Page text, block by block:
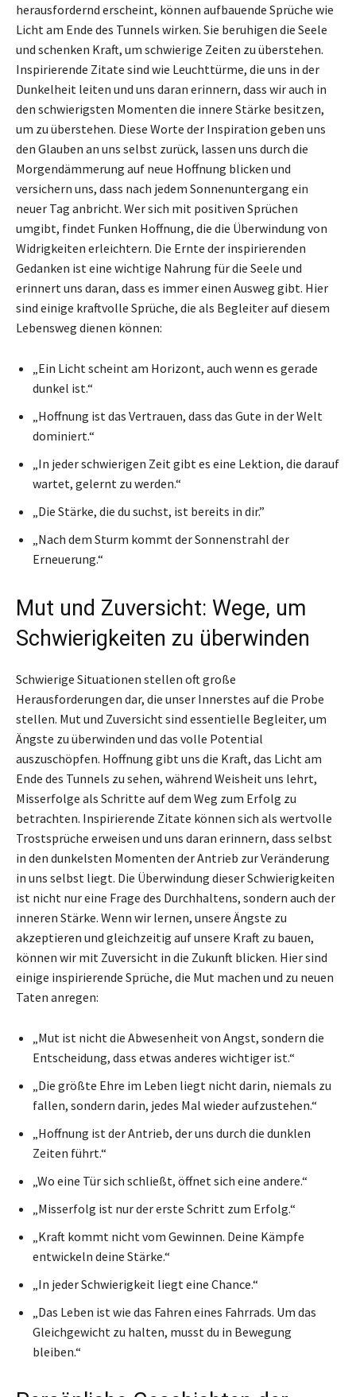
herausfordernd erscheint, können aufbauende Sprüche wie
Licht am Ende des Tunnels wirken. Sie beruhigen die Seele
und schenken Kraft, um schwierige Zeiten zu überstehen.
Inspirierende Zitate sind wie Leuchttürme, die uns in der
Dunkelheit leiten und uns daran erinnern, dass wir auch in
den schwierigsten Momenten die innere Stärke besitzen,
um zu überstehen. Diese Worte der Inspiration geben uns
den Glauben an uns selbst zurück, lassen uns durch die
Morgendämmerung auf neue Hoffnung blicken und
versichern uns, dass nach jedem Sonnenuntergang ein
neuer Tag anbricht. Wer sich mit positiven Sprüchen
umgibt, findet Funken Hoffnung, die die Überwindung von
Widrigkeiten erleichtern. Die Ernte der inspirierenden
Gedanken ist eine wichtige Nahrung für die Seele und
erinnert uns daran, dass es immer einen Ausweg gibt. Hier
sind einige kraftvolle Sprüche, die als Begleiter auf diesem
Lebensweg dienen können:
„Ein Licht scheint am Horizont, auch wenn es gerade
dunkel ist.“
„Hoffnung ist das Vertrauen, dass das Gute in der Welt
dominiert.“
„In jeder schwierigen Zeit gibt es eine Lektion, die darauf
wartet, gelernt zu werden.“
„Die Stärke, die du suchst, ist bereits in dir.”
„Nach dem Sturm kommt der Sonnenstrahl der
Erneuerung.“
Mut und Zuversicht: Wege, um
Schwierigkeiten zu überwinden
Schwierige Situationen stellen oft große
Herausforderungen dar, die unser Innerstes auf die Probe
stellen. Mut und Zuversicht sind essentielle Begleiter, um
Ängste zu überwinden und das volle Potential
auszuschöpfen. Hoffnung gibt uns die Kraft, das Licht am
Ende des Tunnels zu sehen, während Weisheit uns lehrt,
Misserfolge als Schritte auf dem Weg zum Erfolg zu
betrachten. Inspirierende Zitate können sich als wertvolle
Trostsprüche erweisen und uns daran erinnern, dass selbst
in den dunkelsten Momenten der Antrieb zur Veränderung
in uns selbst liegt. Die Überwindung dieser Schwierigkeiten
ist nicht nur eine Frage des Durchhaltens, sondern auch der
inneren Stärke. Wenn wir lernen, unsere Ängste zu
akzeptieren und gleichzeitig auf unsere Kraft zu bauen,
können wir mit Zuversicht in die Zukunft blicken. Hier sind
einige inspirierende Sprüche, die Mut machen und zu neuen
Taten anregen:
„Mut ist nicht die Abwesenheit von Angst, sondern die
Entscheidung, dass etwas anderes wichtiger ist.“
„Die größte Ehre im Leben liegt nicht darin, niemals zu
fallen, sondern darin, jedes Mal wieder aufzustehen.“
„Hoffnung ist der Antrieb, der uns durch die dunklen
Zeiten führt.“
„Wo eine Tür sich schließt, öffnet sich eine andere.“
„Misserfolg ist nur der erste Schritt zum Erfolg.“
„Kraft kommt nicht vom Gewinnen. Deine Kämpfe
entwickeln deine Stärke.“
„In jeder Schwierigkeit liegt eine Chance.“
„Das Leben ist wie das Fahren eines Fahrrads. Um das
Gleichgewicht zu halten, musst du in Bewegung
bleiben.“